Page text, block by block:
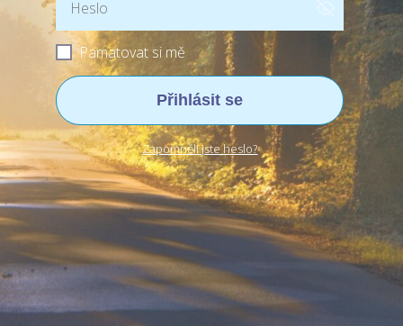
Pamatovat si mě
Přihlásit se
Zapomněli jste heslo?